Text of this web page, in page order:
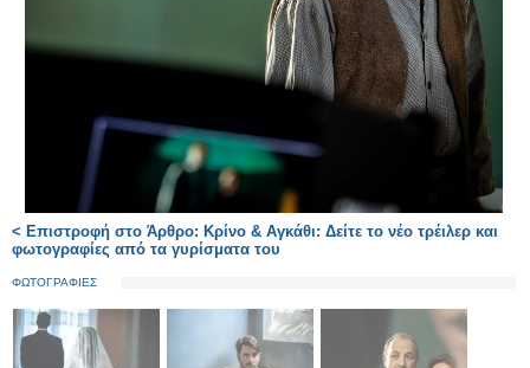
< Επιστροφή στο Άρθρο: Κρίνο & Αγκάθι: Δείτε το νέο τρέιλερ και
φωτογραφίες από τα γυρίσματα του
ΦΩΤΟΓΡΑΦΙΕΣ